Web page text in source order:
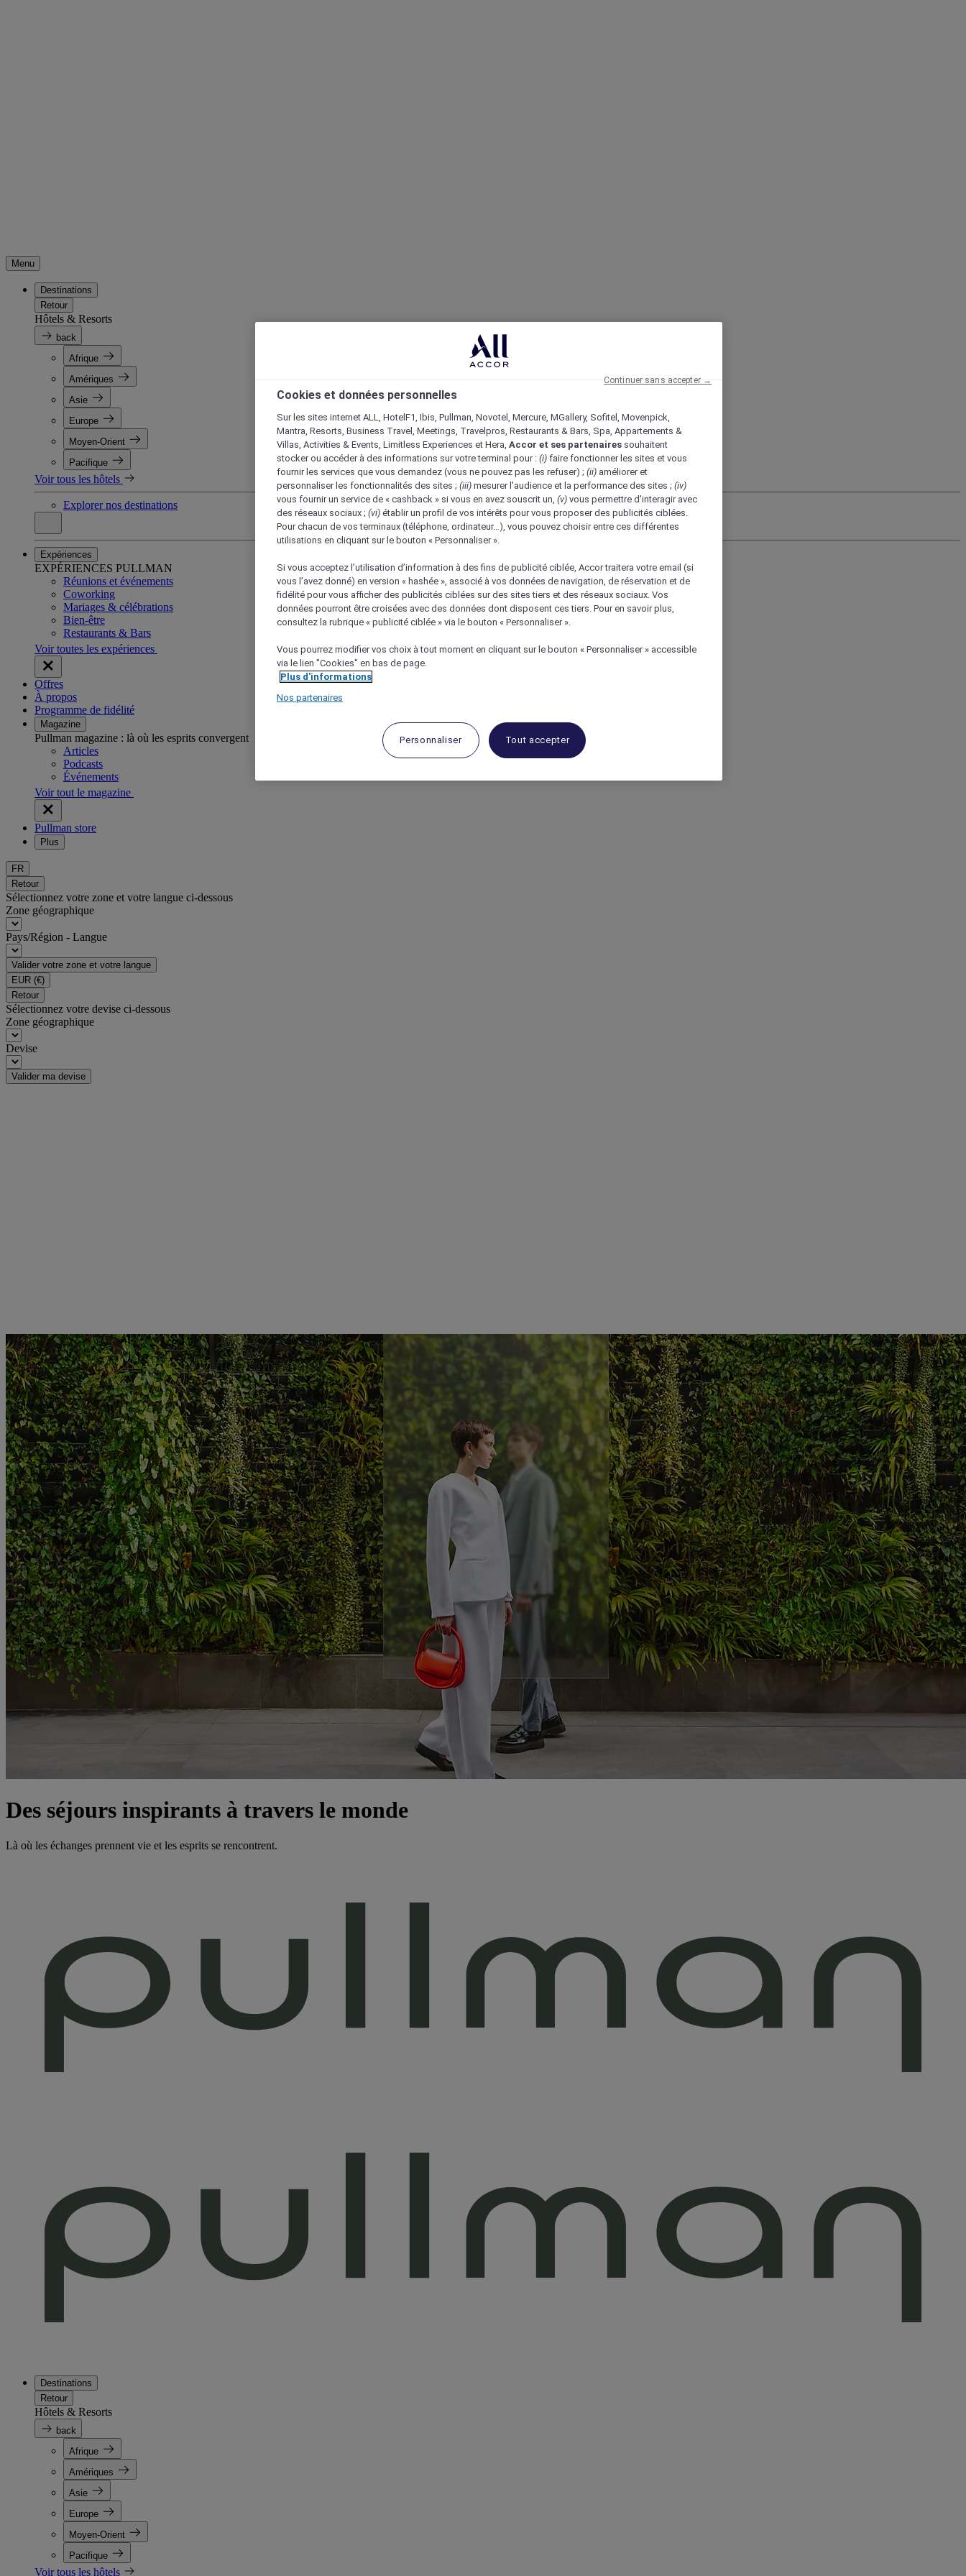
Menu
Destinations
Retour
Hôtels & Resorts
back
Afrique
Amériques
Asie
Europe
Moyen-Orient
Pacifique
Voir tous les hôtels
Explorer nos destinations
Expériences
EXPÉRIENCES PULLMAN
Réunions et événements
Coworking
Mariages & célébrations
Bien-être
Restaurants & Bars
Voir toutes les expériences
Offres
À propos
Programme de fidélité
Magazine
Pullman magazine : là où les esprits convergent
Articles
Podcasts
Événements
Voir tout le magazine
Pullman store
Plus
FR
Retour
Sélectionnez votre zone et votre langue ci-dessous
Zone géographique
Pays/Région - Langue
Valider votre zone et votre langue
EUR (€)
Retour
Sélectionnez votre devise ci-dessous
Zone géographique
Devise
Valider ma devise
Des séjours inspirants à travers le monde
Là où les échanges prennent vie et les esprits se rencontrent.
Destinations
Retour
Hôtels & Resorts
back
Afrique
Amériques
Asie
Europe
Moyen-Orient
Pacifique
Voir tous les hôtels
Cookies et données personnelles
Sur les sites internet ALL, HotelF1, Ibis, Pullman, Novotel, Mercure, MGallery, Sofitel, Movenpick,
Mantra, Resorts, Business Travel, Meetings, Travelpros, Restaurants & Bars, Spa, Appartements &
Villas, Activities & Events, Limitless Experiences et Hera, Accor et ses partenaires souhaitent
stocker ou accéder à des informations sur votre terminal pour : (i) faire fonctionner les sites et vous
fournir les services que vous demandez (vous ne pouvez pas les refuser) ; (ii) améliorer et
personnaliser les fonctionnalités des sites ; (iii) mesurer l'audience et la performance des sites ; (iv)
vous fournir un service de « cashback » si vous en avez souscrit un, (v) vous permettre d'interagir avec
des réseaux sociaux ; (vi) établir un profil de vos intérêts pour vous proposer des publicités ciblées.
Pour chacun de vos terminaux (téléphone, ordinateur…), vous pouvez choisir entre ces différentes
utilisations en cliquant sur le bouton « Personnaliser ».
Si vous acceptez l’utilisation d’information à des fins de publicité ciblée, Accor traitera votre email (si
vous l’avez donné) en version « hashée », associé à vos données de navigation, de réservation et de
fidélité pour vous afficher des publicités ciblées sur des sites tiers et des réseaux sociaux. Vos
données pourront être croisées avec des données dont disposent ces tiers. Pour en savoir plus,
consultez la rubrique « publicité ciblée » via le bouton « Personnaliser ».
Vous pourrez modifier vos choix à tout moment en cliquant sur le bouton « Personnaliser » accessible
via le lien "Cookies" en bas de page.
Plus d'informations
Nos partenaires
Personnaliser Tout accepter
Continuer sans accepter →